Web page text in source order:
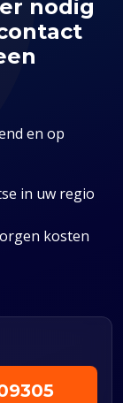
nodig
en op
in uw regio
kosten